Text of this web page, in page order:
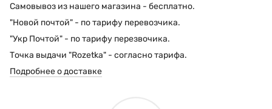
Самовывоз из нашего магазина - бесплатно.
"Новой почтой" - по тарифу перевозчика.
"Укр Почтой" - по тарифу перезвочика.
Точка выдачи "Rozetka" - согласно тарифа.
Подробнее о доставке